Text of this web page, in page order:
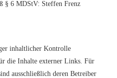
§ 6 MDStV: Steffen Frenz
inhaltlicher Kontrolle
die Inhalte externer Links. Für
ausschließlich deren Betreiber